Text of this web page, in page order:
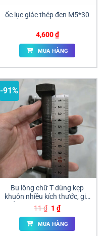
ốc lục giác thép đen M5*30
4,600₫
MUA HÀNG
-91%
Bu lông chữ T dùng kẹp
khuôn nhiều kích thước, giá
sỉ cạnh tranh. Nhà phân
phối cấp 1, hàng sẵn kho
giao ngay số lượng lớn tại
ANAN.
11₫ Giá
gốc
là:
11 ₫.
1₫Giá
hiện
tại
là:
MUA HÀNG